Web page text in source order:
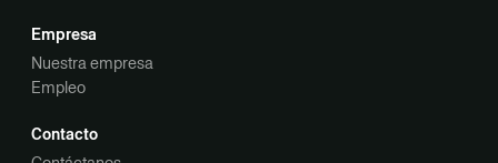
Empresa
Nuestra empresa
Empleo
Contacto